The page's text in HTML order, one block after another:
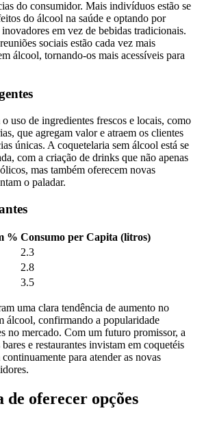
do consumidor. Mais indivíduos estão se
do álcool na saúde e optando por
inovadores em vez de bebidas tradicionais.
sociais estão cada vez mais
álcool, tornando-os mais acessíveis para
uso de ingredientes frescos e locais, como
que agregam valor e atraem os clientes
únicas. A coquetelaria sem álcool está se
com a criação de drinks que não apenas
mas também oferecem novas
o paladar.
% Consumo per Capita (litros)
2.3
2.8
3.5
uma clara tendência de aumento no
álcool, confirmando a popularidade
no mercado. Com um futuro promissor, a
e restaurantes invistam em coquetéis
para atender as novas
oferecer opções